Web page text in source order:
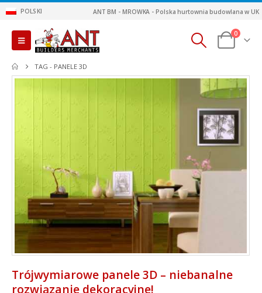
POLSKI ANT BM - MROWKA - Polska hurtownia budowlana w UK
0
TAG - PANELE 3D
Trójwymiarowe panele 3D – niebanalne
rozwiązanie dekoracyjne!